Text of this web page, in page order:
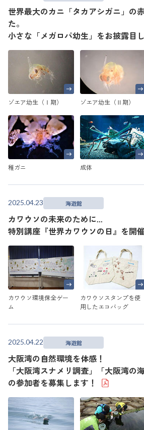
世界最大のカニ「タカアシガニ」の
た。
小さな「メガロパ幼生」をお披露目
ゾエア幼生（Ⅰ期） ゾエア幼生（Ⅱ期）
稚ガニ 成体
2025.04.23 海遊館
カワウソの未来のために...
特別講座『世界カワウソの日』を開
カワウソ環境保全ゲー
ム
カワウソスタンプを使
用したエコバッグ
2025.04.22 海遊館
大阪湾の自然環境を体感！
「大阪湾スナメリ調査」「大阪湾の
の参加者を募集します！